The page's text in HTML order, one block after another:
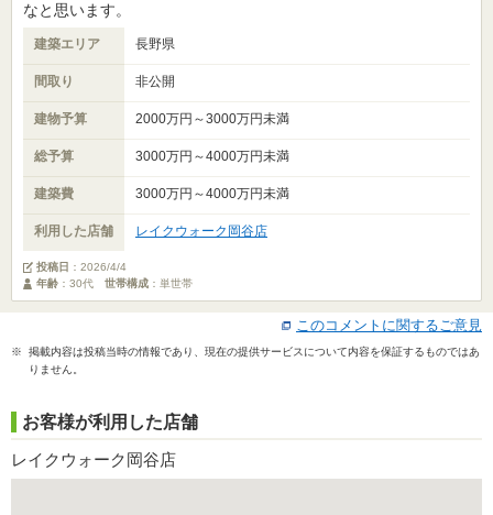
なと思います。
建築エリア 長野県
間取り 非公開
建物予算 2000万円～3000万円未満
総予算 3000万円～4000万円未満
建築費 3000万円～4000万円未満
利用した店舗 レイクウォーク岡谷店
投稿日 ： 2026/4/4
年齢 ：30代 世帯構成 ：単世帯
このコメントに関するご意見
※ 掲載内容は投稿当時の情報であり、現在の提供サービスについて内容を保証するものではあ
りません。
お客様が利用した店舗
レイクウォーク岡谷店